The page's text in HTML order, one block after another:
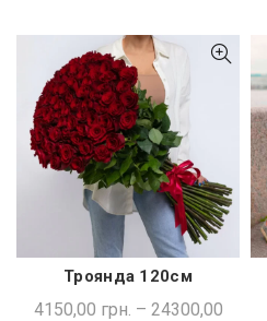
ШВИДКА ПОКУПКА
Троянда 120см
4150,00 грн. – 24300,00